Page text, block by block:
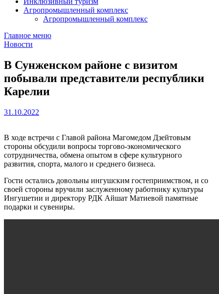
Агропромышленный комплекс
Агропромышленный комплекс
Главное меню
Новости
В Сунженском районе с визитом
побывали представители республики
Карелии
31.10.2022
В ходе встречи с Главой района Магомедом Дзейтовым
стороны обсудили вопросы торгово-экономического
сотрудничества, обмена опытом в сфере культурного
развития, спорта, малого и среднего бизнеса.
Гости остались довольны ингушским гостеприимством, и со
своей стороны вручили заслуженному работнику культуры
Ингушетии и директору РДК Айшат Матиевой памятные
подарки и сувениры.